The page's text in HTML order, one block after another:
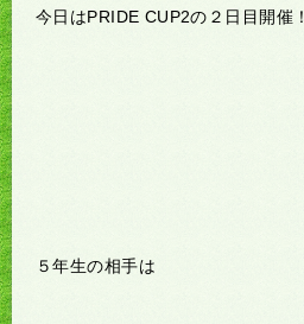
今日はPRIDE CUP2の２日目開催！
５年生の相手は